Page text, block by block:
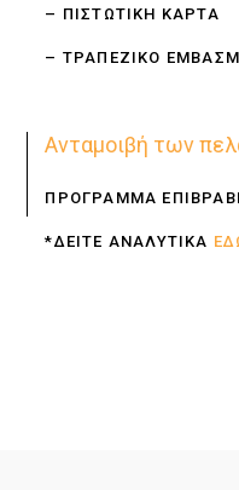
– ΠΙΣΤΩΤΙΚΗ ΚΑΡΤΑ
– ΤΡΑΠΕΖΙΚΟ
Ανταμοιβή των
ΠΡΟΓΡΑΜΜΑ
*ΔΕΙΤΕ ΑΝΑΛΥΤΙΚΑ